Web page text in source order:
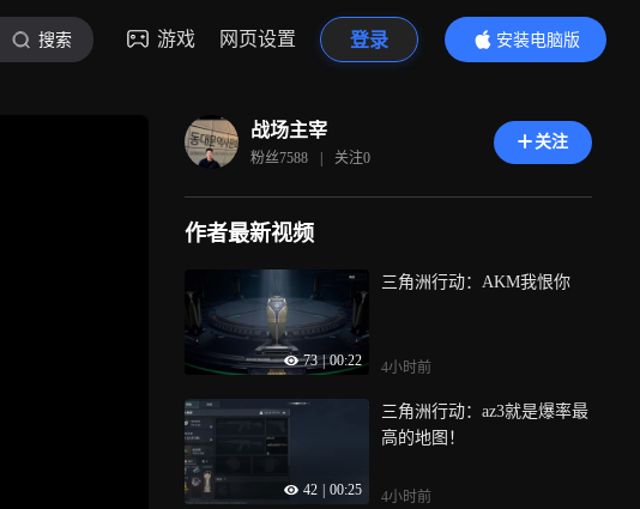
搜索 游戏 网页设置 登录
安装电脑版
内容更精彩
战场主宰
粉丝7588 | 关注0
关注
作者最新视频
73 | 00:22
三角洲行动：AKM我恨你
4小时前
42 00:25
三角洲行动：az3就是爆率最
高的地图！
4小时前